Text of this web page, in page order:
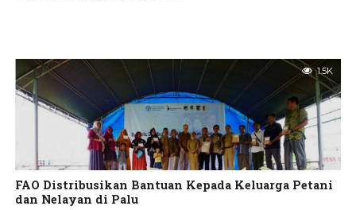
1.5K
FAO Distribusikan Bantuan Kepada Keluarga Petani
dan Nelayan di Palu